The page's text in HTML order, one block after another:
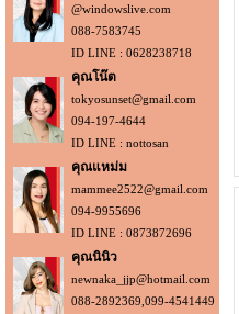
@windowslive.com
088-7583745
ID LINE : 0628238718
คุณโน๊ต
tokyosunset@gmail.com
094-197-4644
ID LINE : nottosan
คุณแหม่ม
mammee2522@gmail.com
094-9955696
ID LINE : 0873872696
คุณนินิว
newnaka_jjp@hotmail.com
088-2892369,099-4541449